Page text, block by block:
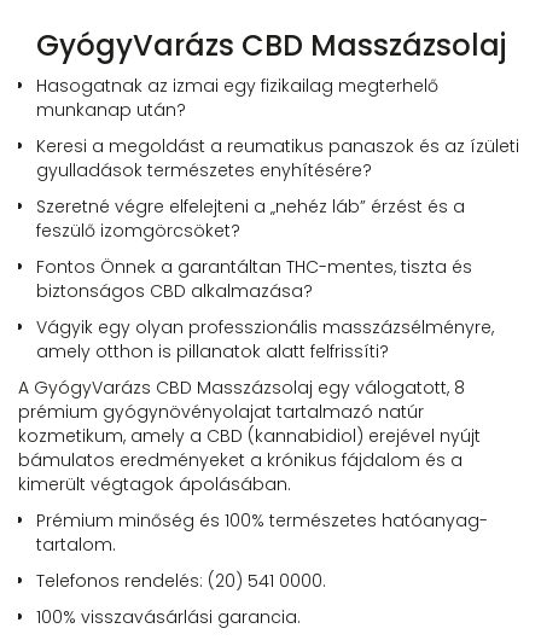
GyógyVarázs CBD Masszázsolaj
Hasogatnak az izmai egy fizikailag megterhelő
munkanap után?
Keresi a megoldást a reumatikus panaszok és az ízületi
gyulladások természetes enyhítésére?
Szeretné végre elfelejteni a „nehéz láb” érzést és a
feszülő izomgörcsöket?
Fontos Önnek a garantáltan THC-mentes, tiszta és
biztonságos CBD alkalmazása?
Vágyik egy olyan professzionális masszázsélményre,
amely otthon is pillanatok alatt felfrissíti?
A GyógyVarázs CBD Masszázsolaj egy válogatott, 8
prémium gyógynövényolajat tartalmazó natúr
kozmetikum, amely a CBD (kannabidiol) erejével nyújt
bámulatos eredményeket a krónikus fájdalom és a
kimerült végtagok ápolásában.
Prémium minőség és 100% természetes hatóanyag-
tartalom.
Telefonos rendelés: (20) 541 0000.
100% visszavásárlási garancia.